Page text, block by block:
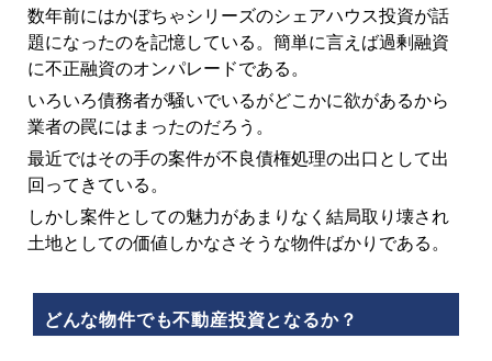
数年前にはかぼちゃシリーズのシェアハウス投資が話
題になったのを記憶している。簡単に言えば過剰融資
に不正融資のオンパレードである。
いろいろ債務者が騒いでいるがどこかに欲があるから
業者の罠にはまったのだろう。
最近ではその手の案件が不良債権処理の出口として出
回ってきている。
しかし案件としての魅力があまりなく結局取り壊され
土地としての価値しかなさそうな物件ばかりである。
どんな物件でも不動産投資となるか？